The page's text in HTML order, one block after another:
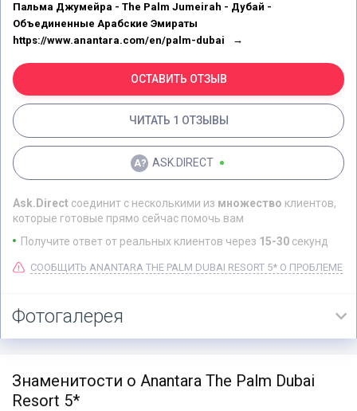
Пальма Джумейра - The Palm Jumeirah - Дубай -
Объединенные Арабские Эмираты
https://www.anantara.com/en/palm-dubai
ОСТАВИТЬ ОТЗЫВ
ЧИТАТЬ 1 ОТЗЫВЫ
ASK.DIRECT
Ask.Direct соединит с несколькими из множество клиентов,
которые готовые прямо сейчас помочь вам
Получите ответ от реальных клиентов через 15-30 секунд
СООБЩИТЬ ANANTARA THE PALM DUBAI RESORT 5* О ПРОБЛЕМЕ
Фотогалерея
Знаменитости о Anantara The Palm Dubai
Resort 5*